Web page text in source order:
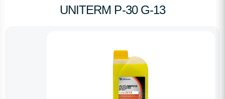
UNITERM P-30 G-13